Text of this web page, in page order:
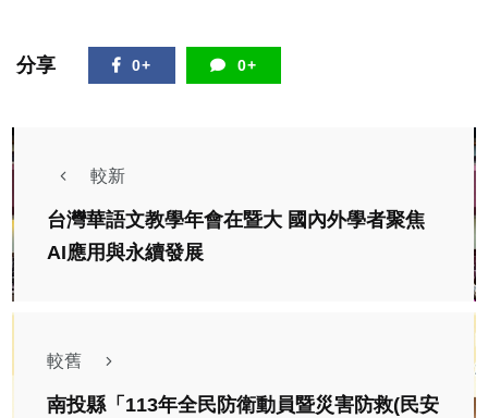
分享 0+ 0+
較新
台灣華語文教學年會在暨大 國內外學者聚焦
AI應用與永續發展
較舊
南投縣「113年全民防衛動員暨災害防救(民安